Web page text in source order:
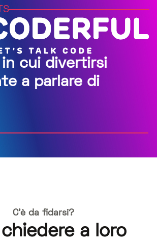
in cui divertirsi
a parlare di
C'è da fidarsi?
chiedere a loro